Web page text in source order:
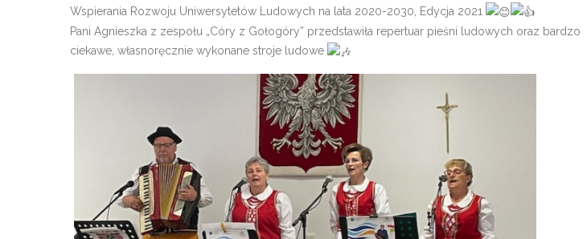
Wspierania Rozwoju Uniwersytetów Ludowych na lata 2020-2030, Edycja 2021
Pani Agnieszka z zespołu „Córy z Gołogóry” przedstawiła repertuar pieśni ludowych oraz bardzo
ciekawe, własnoręcznie wykonane stroje ludowe